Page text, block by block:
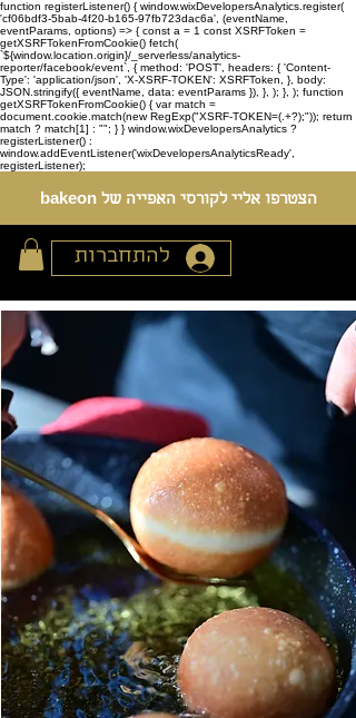
function registerListener() { window.wixDevelopersAnalytics.register(
'cf06bdf3-5bab-4f20-b165-97fb723dac6a', (eventName,
eventParams, options) => { const a = 1 const XSRFToken =
getXSRFTokenFromCookie() fetch(
`${window.location.origin}/_serverless/analytics-
reporter/facebook/event`, { method: 'POST', headers: { 'Content-
Type': 'application/json', 'X-XSRF-TOKEN': XSRFToken, }, body:
JSON.stringify({ eventName, data: eventParams }), }, ); }, ); function
getXSRFTokenFromCookie() { var match =
document.cookie.match(new RegExp("XSRF-TOKEN=(.+?);")); return
match ? match[1] : ""; } } window.wixDevelopersAnalytics ?
registerListener() :
window.addEventListener('wixDevelopersAnalyticsReady',
registerListener);
הצטרפו אליי לקורסי האפייה של bakeon
להתחברות